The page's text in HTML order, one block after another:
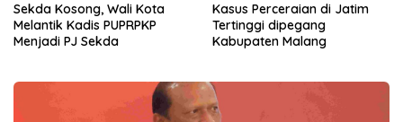
Kasus Perceraian di Jatim
Tertinggi dipegang
Kabupaten Malang
Iran Tegaskan Tak Akan
Lepas Kendali Selat Hormuz
dalam Kondisi Apa Pun